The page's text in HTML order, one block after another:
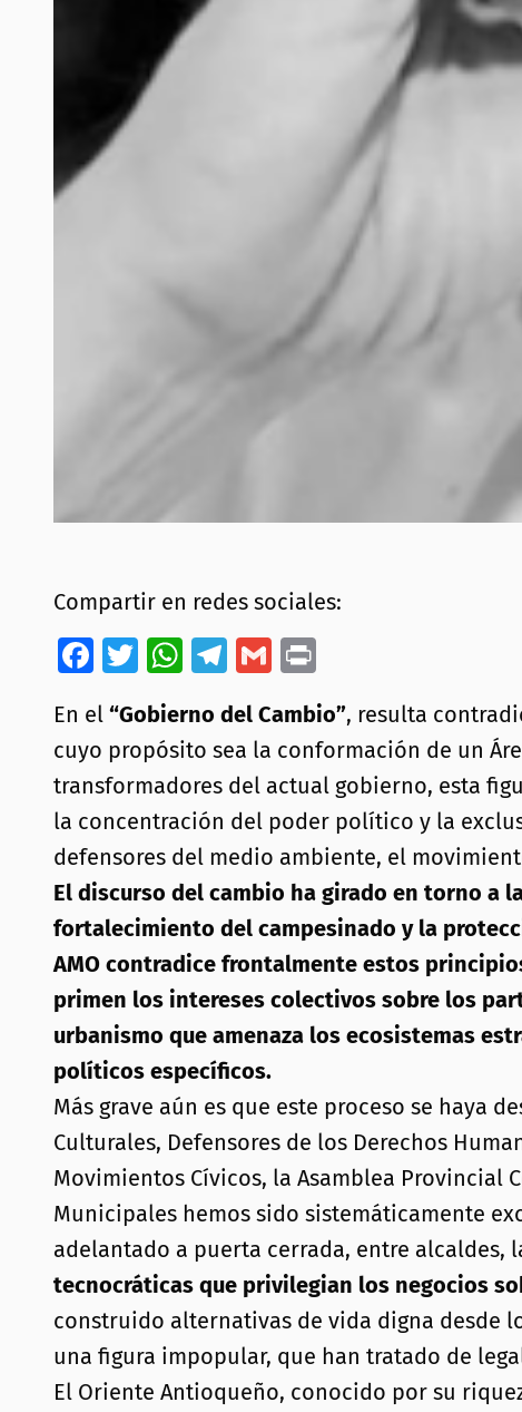
Compartir en redes sociales:
Facebook
Twitter
WhatsApp
Telegram
Gmail
En el “Gobierno del Cambio”, resulta
cuyo propósito sea la conformación de un
transformadores del actual gobierno, esta
la concentración del poder político y la
defensores del medio ambiente, el
El discurso del cambio ha girado en torno a
fortalecimiento del campesinado y la
AMO contradice frontalmente estos
primen los intereses colectivos sobre los
urbanismo que amenaza los ecosistemas
políticos específicos.
Más grave aún es que este proceso se haya
Culturales, Defensores de los Derechos
Movimientos Cívicos, la Asamblea Provincial
Municipales hemos sido sistemáticamente
adelantado a puerta cerrada, entre alcaldes,
tecnocráticas que privilegian los negocios
construido alternativas de vida digna desde
una figura impopular, que han tratado de
El Oriente Antioqueño, conocido por su